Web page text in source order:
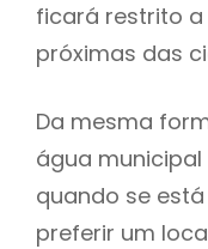
ficará restrito
próximas das
Da mesma
água
quando se
preferir um